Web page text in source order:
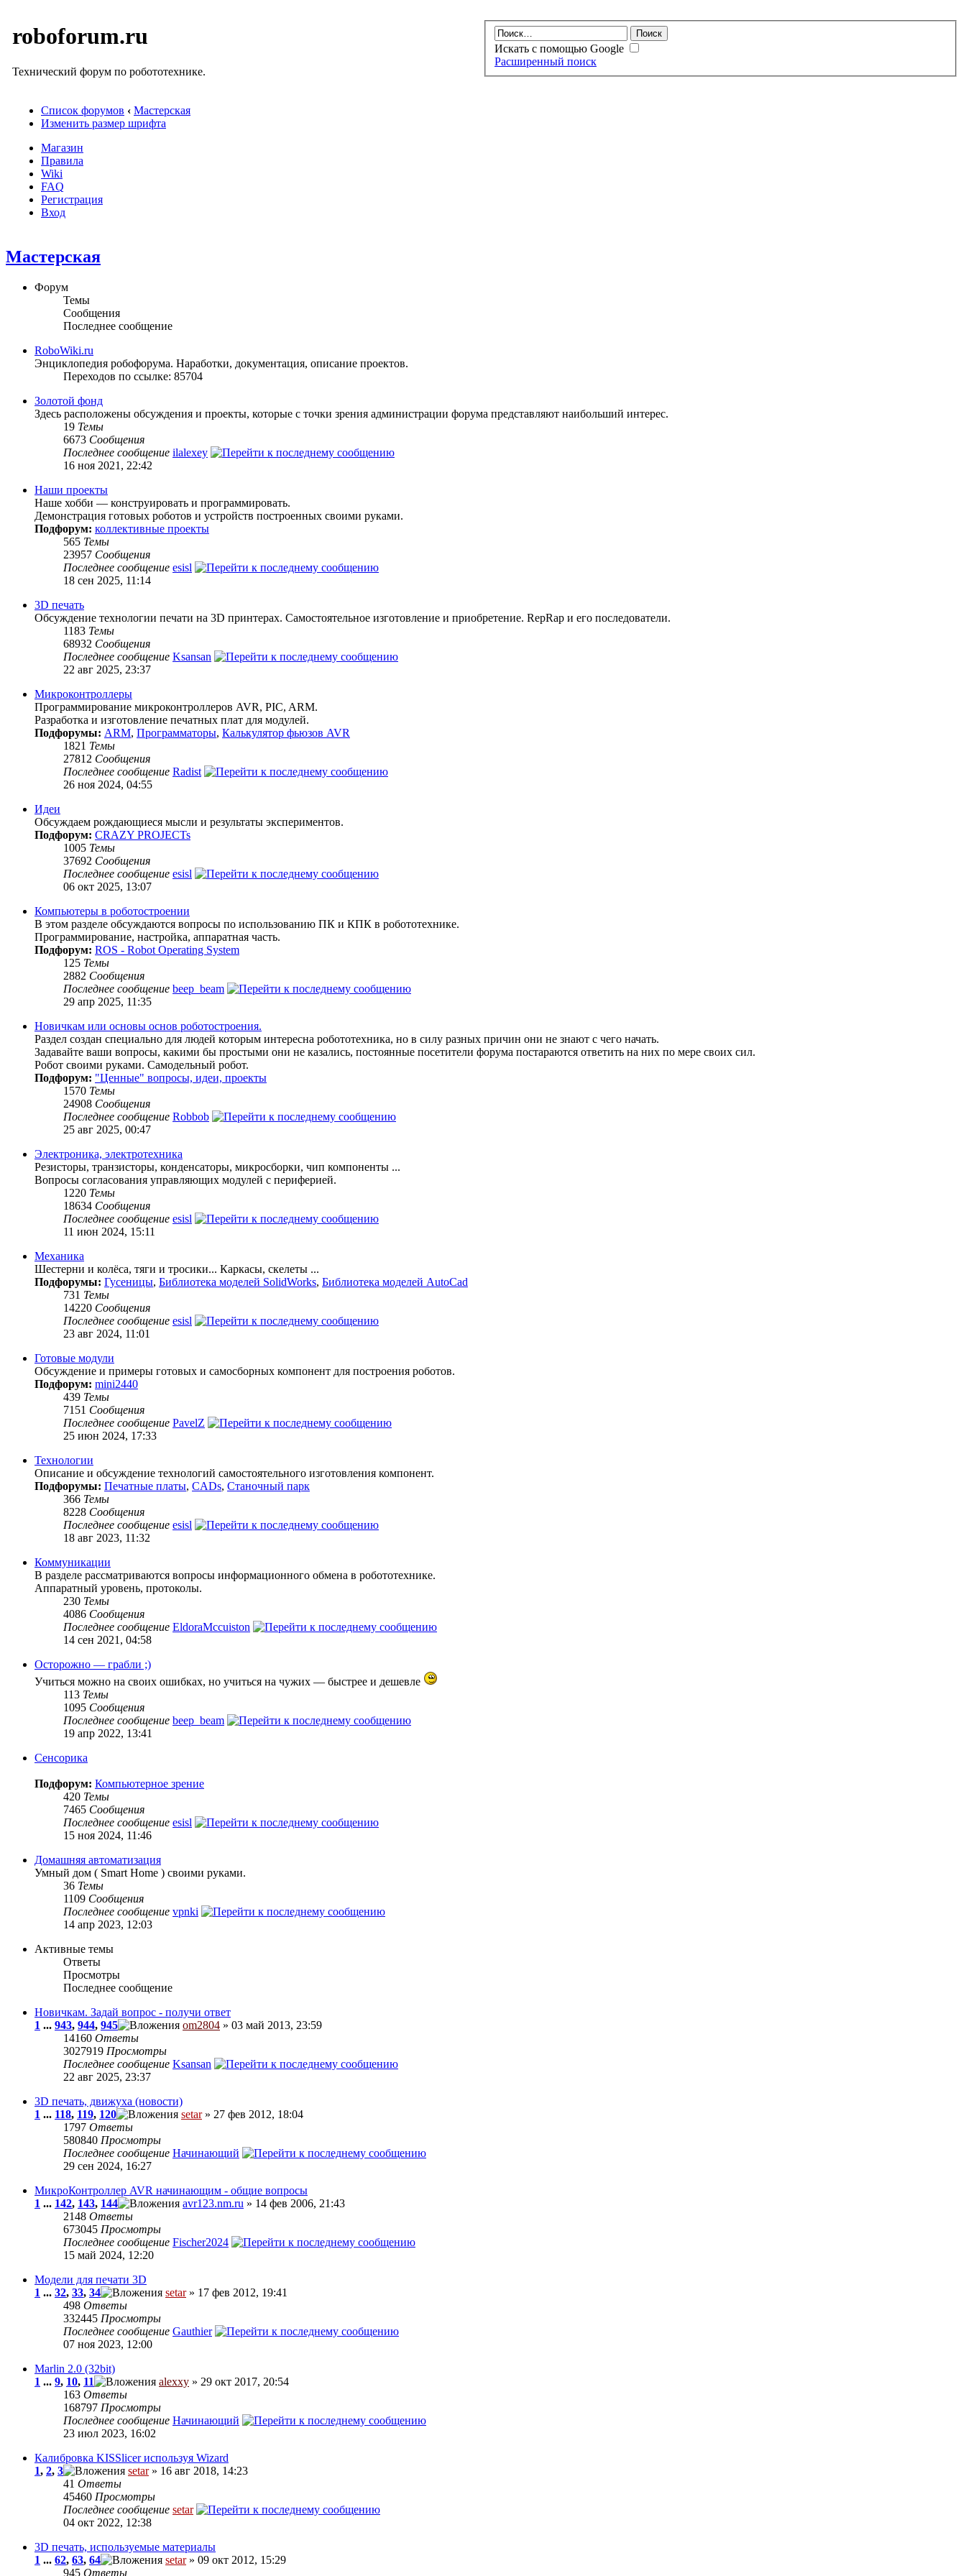
roboforum.ru
Технический форум по робототехнике.
Искать с помощью Google
Расширенный поиск
Список форумов ‹ Мастерская
Изменить размер шрифта
Магазин
Правила
Wiki
FAQ
Регистрация
Вход
Мастерская
Форум
Темы
Сообщения
Последнее сообщение
RoboWiki.ru
Энциклопедия робофорума. Наработки, документация, описание проектов.
Переходов по ссылке: 85704
Золотой фонд
Здесь расположены обсуждения и проекты, которые с точки зрения администрации форума представляют наибольший интерес.
19 Темы
6673 Сообщения
Последнее сообщение ilalexey
16 ноя 2021, 22:42
Наши проекты
Наше хобби — конструировать и программировать.
Демонстрация готовых роботов и устройств построенных своими руками.
Подфорум: коллективные проекты
565 Темы
23957 Сообщения
Последнее сообщение esisl
18 сен 2025, 11:14
3D печать
Обсуждение технологии печати на 3D принтерах. Самостоятельное изготовление и приобретение. RepRap и его последователи.
1183 Темы
68932 Сообщения
Последнее сообщение Ksansan
22 авг 2025, 23:37
Микроконтроллеры
Программирование микроконтроллеров AVR, PIC, ARM.
Разработка и изготовление печатных плат для модулей.
Подфорумы: ARM, Программаторы, Калькулятор фьюзов AVR
1821 Темы
27812 Сообщения
Последнее сообщение Radist
26 ноя 2024, 04:55
Идеи
Обсуждаем рождающиеся мысли и результаты экспериментов.
Подфорум: CRAZY PROJECTs
1005 Темы
37692 Сообщения
Последнее сообщение esisl
06 окт 2025, 13:07
Компьютеры в роботостроении
В этом разделе обсуждаются вопросы по использованию ПК и КПК в робототехнике.
Программирование, настройка, аппаратная часть.
Подфорум: ROS - Robot Operating System
125 Темы
2882 Сообщения
Последнее сообщение beep_beam
29 апр 2025, 11:35
Новичкам или основы основ роботостроения.
Раздел создан специально для людей которым интересна робототехника, но в силу разных причин они не знают с чего начать.
Задавайте ваши вопросы, какими бы простыми они не казались, постоянные посетители форума постараются ответить на них по мере своих сил.
Робот своими руками. Самодельный робот.
Подфорум: "Ценные" вопросы, идеи, проекты
1570 Темы
24908 Сообщения
Последнее сообщение Robbob
25 авг 2025, 00:47
Электроника, электротехника
Резисторы, транзисторы, конденсаторы, микросборки, чип компоненты ...
Вопросы согласования управляющих модулей с периферией.
1220 Темы
18634 Сообщения
Последнее сообщение esisl
11 июн 2024, 15:11
Механика
Шестерни и колёса, тяги и тросики... Каркасы, скелеты ...
Подфорумы: Гусеницы, Библиотека моделей SolidWorks, Библиотека моделей AutoCad
731 Темы
14220 Сообщения
Последнее сообщение esisl
23 авг 2024, 11:01
Готовые модули
Обсуждение и примеры готовых и самосборных компонент для построения роботов.
Подфорум: mini2440
439 Темы
7151 Сообщения
Последнее сообщение PavelZ
25 июн 2024, 17:33
Технологии
Описание и обсуждение технологий самостоятельного изготовления компонент.
Подфорумы: Печатные платы, CADs, Станочный парк
366 Темы
8228 Сообщения
Последнее сообщение esisl
18 авг 2023, 11:32
Коммуникации
В разделе рассматриваются вопросы информационного обмена в робототехнике.
Аппаратный уровень, протоколы.
230 Темы
4086 Сообщения
Последнее сообщение EldoraMccuiston
14 сен 2021, 04:58
Осторожно — грабли ;)
Учиться можно на своих ошибках, но учиться на чужих — быстрее и дешевле
113 Темы
1095 Сообщения
Последнее сообщение beep_beam
19 апр 2022, 13:41
Сенсорика
Подфорум: Компьютерное зрение
420 Темы
7465 Сообщения
Последнее сообщение esisl
15 ноя 2024, 11:46
Домашняя автоматизация
Умный дом ( Smart Home ) своими руками.
36 Темы
1109 Сообщения
Последнее сообщение vpnki
14 апр 2023, 12:03
Активные темы
Ответы
Просмотры
Последнее сообщение
Новичкам. Задай вопрос - получи ответ
1 ... 943, 944, 945 om2804 » 03 май 2013, 23:59
14160 Ответы
3027919 Просмотры
Последнее сообщение Ksansan
22 авг 2025, 23:37
3D печать, движуха (новости)
1 ... 118, 119, 120 setar» 27 фев 2012, 18:04
1797 Ответы
580840 Просмотры
Последнее сообщение Начинающий
29 сен 2024, 16:27
МикроКонтроллер AVR начинающим - общие вопросы
1 ... 142, 143, 144 avr123.nm.ru » 14 фев 2006, 21:43
2148 Ответы
673045 Просмотры
Последнее сообщение Fischer2024
15 май 2024, 12:20
Модели для печати 3D
1 ... 32, 33, 34 setar» 17 фев 2012, 19:41
498 Ответы
332445 Просмотры
Последнее сообщение Gauthier
07 ноя 2023, 12:00
Marlin 2.0 (32bit)
1 ... 9, 10, 11 alexxy » 29 окт 2017, 20:54
163 Ответы
168797 Просмотры
Последнее сообщение Начинающий
23 июл 2023, 16:02
Калибровка KISSlicer используя Wizard
1, 2, 3 setar» 16 авг 2018, 14:23
41 Ответы
45460 Просмотры
Последнее сообщение setar
04 окт 2022, 12:38
3D печать, используемые материалы
1 ... 62, 63, 64 setar» 09 окт 2012, 15:29
945 Ответы